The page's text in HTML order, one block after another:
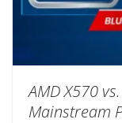
AMD X570
Mainstream